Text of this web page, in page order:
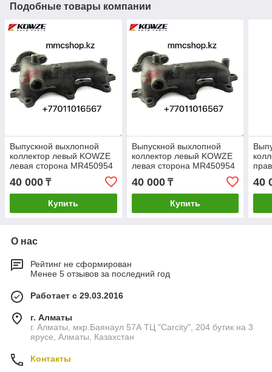
Подобные товары компании
Выпускной выхлопной
коллектор левый KOWZE
левая сторона MR450954
монтеро спорт митсубиши
montero sport
40 000 ₸
Купить
Выпускной выхлопной
коллектор левый KOWZE
левая сторона MR450954
монтеро спорт митсубиши
montero sport
40 000₸
Купить
40
О нас
Рейтинг не сформирован
Менее 5 отзывов за последний год
Работает с 29.03.2016
г. Алматы
г. Алматы, мкр.Баянаул 57А ТЦ "Carcity", 204 бутик на 3
ярусе, Алматы, Казахстан
Контакты